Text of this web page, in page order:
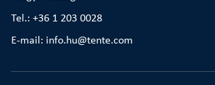
Tel.: +36 1 203 0028
E-mail: info.hu@tente.com